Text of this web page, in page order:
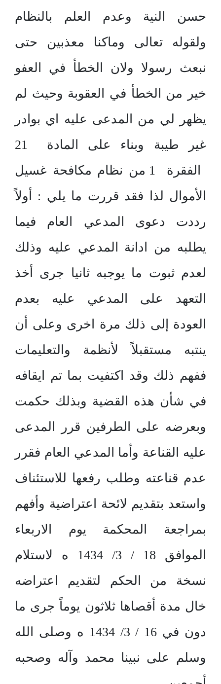
حسن النية وعدم العلم بالنظام
ولقوله تعالى وماكنا معذبين حتى
نبعث رسولا ولان الخطأ في العفو
خير من الخطأ في العقوبة وحيث لم
يظهر لي من المدعى عليه اي بوادر
غير طيبة وبناء على المادة 21
الفقرة 1 من نظام مكافحة غسيل
الأموال لذا فقد قررت ما يلي : أولاً
رددت دعوى المدعي العام فيما
يطلبه من ادانة المدعي عليه وذلك
لعدم ثبوت ما يوجبه ثانيا جرى أخذ
التعهد على المدعي عليه بعدم
العودة إلى ذلك مرة اخرى وعلى أن
ينتبه مستقبلاً لأنظمة والتعليمات
ففهم ذلك وقد اكتفيت بما تم ايقافه
في شأن هذه القضية وبذلك حكمت
وبعرضه على الطرفين قرر المدعى
عليه القناعة وأما المدعي العام فقرر
عدم قناعته وطلب رفعها للاستئناف
واستعد بتقديم لائحة اعتراضية وأفهم
بمراجعة المحكمة يوم الاربعاء
الموافق 18 / 3/ 1434 ه لاستلام
نسخة من الحكم لتقديم اعتراضه
خال مدة أقصاها ثلاثون يوماً جرى ما
دون في 16 / 3/ 1434 ه وصلى الله
وسلم على نبينا محمد وآله وصحبه